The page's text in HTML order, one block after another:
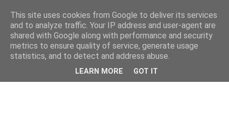
This site uses cookies from Google to deliver its services
and to analyze traffic. Your IP address and user-agent are
shared with Google along with performance and security
metrics to ensure quality of service, generate usage
statistics, and to detect and address abuse.
LEARN MORE GOT IT